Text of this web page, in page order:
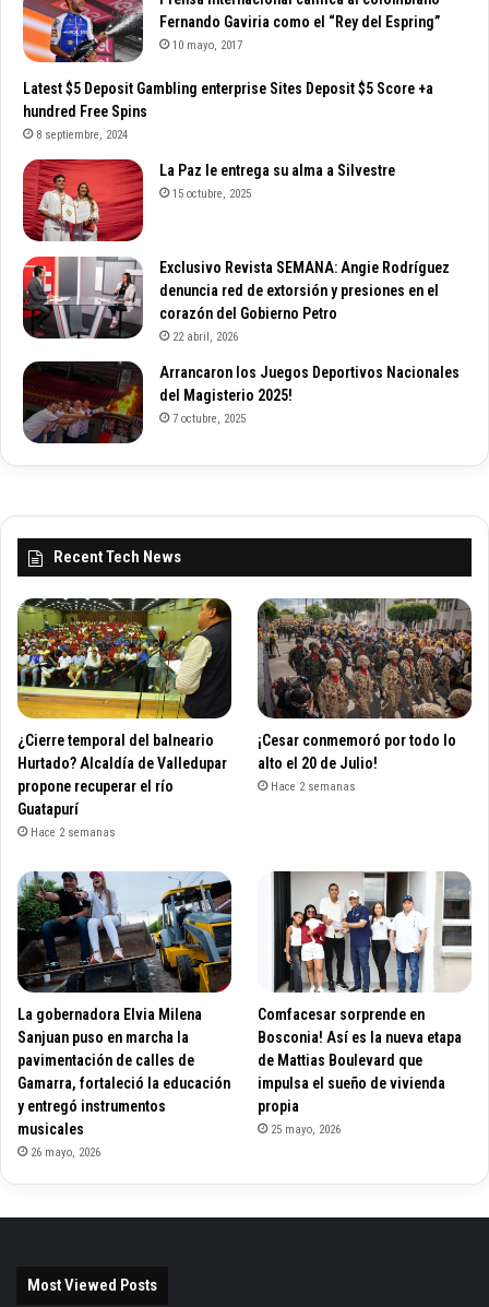
Fernando Gaviria como el “Rey del Espring”
10 mayo, 2017
Latest $5 Deposit Gambling enterprise Sites Deposit $5 Score +a
hundred Free Spins
8 septiembre, 2024
La Paz le entrega su alma a Silvestre
15 octubre, 2025
Exclusivo Revista SEMANA: Angie Rodríguez
denuncia red de extorsión y presiones en el
corazón del Gobierno Petro
22 abril, 2026
Arrancaron los Juegos Deportivos Nacionales
del Magisterio 2025!
7 octubre, 2025
Recent Tech News
¿Cierre temporal del balneario
Hurtado? Alcaldía de Valledupar
propone recuperar el río
Guatapurí
Hace 2 semanas
¡Cesar conmemoró por todo lo
alto el 20 de Julio!
Hace 2 semanas
La gobernadora Elvia Milena
Sanjuan puso en marcha la
pavimentación de calles de
Gamarra, fortaleció la educación
y entregó instrumentos
musicales
26 mayo, 2026
Comfacesar sorprende en
Bosconia! Así es la nueva etapa
de Mattias Boulevard que
impulsa el sueño de vivienda
propia
25 mayo, 2026
Most Viewed Posts